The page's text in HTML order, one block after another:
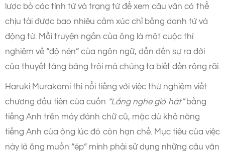
lược bỏ các tính từ và trạng từ để xem câu văn có thể
chịu tải được bao nhiêu cảm xúc chỉ bằng danh từ và
động từ. Mỗi truyện ngắn của ông là một cuộc thí
nghiệm về “độ nén” của ngôn ngữ, dẫn đến sự ra đời
của thuyết tảng băng trôi mà chúng ta biết đến rộng rãi.
Haruki Murakami thì nổi tiếng với việc thử nghiệm viết
chương đầu tiên của cuốn “Lắng nghe gió hát”bằng
tiếng Anh trên máy đánh chữ cũ, mặc dù khả năng
tiếng Anh của ông lúc đó còn hạn chế. Mục tiêu của việc
này là ông muốn “ép” mình phải sử dụng những câu văn